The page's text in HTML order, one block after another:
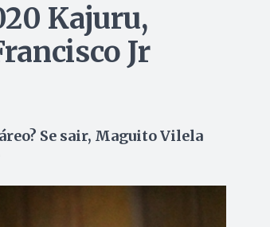
Kajuru,
Jr
Se sair, Maguito Vilela